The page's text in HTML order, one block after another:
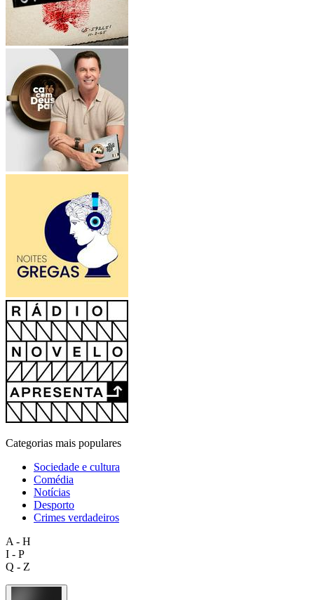
Categorias mais populares
Sociedade e cultura
Comédia
Notícias
Desporto
Crimes verdadeiros
A - H
I - P
Q - Z